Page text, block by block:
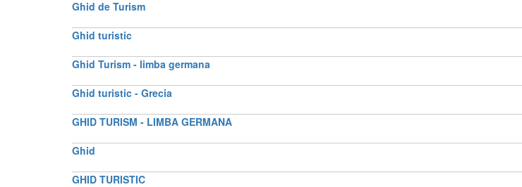
Ghid de Turism
Ghid turistic
Ghid Turism - limba germana
Ghid turistic - Grecia
GHID TURISM - LIMBA GERMANA
Ghid
GHID TURISTIC